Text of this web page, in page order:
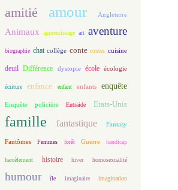
amitié amour Angleterre
Animaux apprentissage art aventure
biographie chat collège conte contes cuisine
deuil Différence dystopie école écologie
écriture enfance enfant enfants enquête
Enquête policière Entraide Etats-Unis
famille fantastique Fantasy
Fantômes Femmes forêt Guerre handicap
harcèlement histoire hiver homosexualité
humour île imaginaire imagination